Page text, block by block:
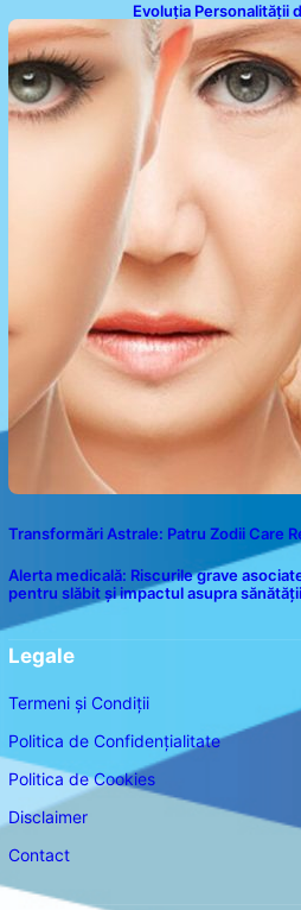
Evoluția Personalității
Oferă Studiile
Transformări Astrale: Patru Zodii Care
Alerta medicală: Riscurile grave
pentru slăbit și impactul asupra
Legale
Termeni și Condiții
Politica de Confidențialitate
Politica de Cookies
Disclaimer
Contact